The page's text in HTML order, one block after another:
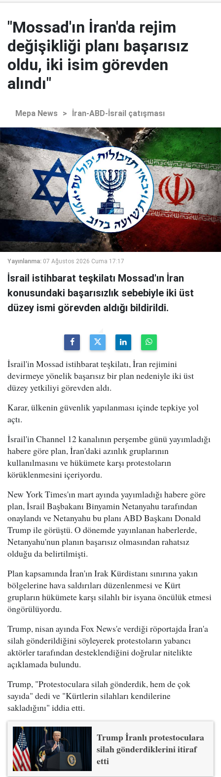
"Mossad'ın İran'da rejim
değişikliği planı başarısız
oldu, iki isim görevden
alındı"
Mepa News > İran-ABD-İsrail çatışması
Yayınlanma: 07 Ağustos 2026 Cuma 17:17
İsrail istihbarat teşkilatı Mossad'ın İran
konusundaki başarısızlık sebebiyle iki üst
düzey ismi görevden aldığı bildirildi.
İsrail'in Mossad istihbarat teşkilatı, İran rejimini
devirmeye yönelik başarısız bir plan nedeniyle iki üst
düzey yetkiliyi görevden aldı.
Karar, ülkenin güvenlik yapılanması içinde tepkiye yol
açtı.
İsrail'in Channel 12 kanalının perşembe günü yayımladığı
habere göre plan, İran'daki azınlık gruplarının
kullanılmasını ve hükümete karşı protestoların
körüklenmesini içeriyordu.
New York Times'ın mart ayında yayımladığı habere göre
plan, İsrail Başbakanı Binyamin Netanyahu tarafından
onaylandı ve Netanyahu bu planı ABD Başkanı Donald
Trump ile görüştü. O dönemde yayınlanan haberlerde,
Netanyahu'nun planın başarısız olmasından rahatsız
olduğu da belirtilmişti.
Plan kapsamında İran'ın Irak Kürdistanı sınırına yakın
bölgelerine hava saldırıları düzenlenmesi ve Kürt
grupların hükümete karşı silahlı bir isyana öncülük etmesi
öngörülüyordu.
Trump, nisan ayında Fox News'e verdiği röportajda İran'a
silah gönderildiğini söyleyerek protestoların yabancı
aktörler tarafından desteklendiğini doğrular nitelikte
açıklamada bulundu.
Trump, "Protestoculara silah gönderdik, hem de çok
sayıda" dedi ve "Kürtlerin silahları kendilerine
sakladığını" iddia etti.
Trump İranlı protestoculara
silah gönderdiklerini itiraf
etti